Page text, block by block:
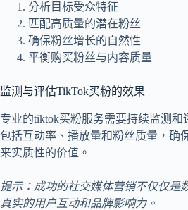
分析目标受众特征
匹配高质量的潜在粉丝
确保粉丝增长的自然性
平衡购买粉丝与内容质量
监测与评估TikTok买粉的效果
专业的tiktok买粉服务需要持续监测
包括互动率、播放量和粉丝质量，确
来实质性的价值。
提示：成功的社交媒体营销不仅仅是
真实的用户互动和品牌影响力。